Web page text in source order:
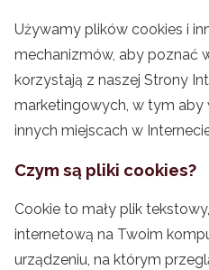
Używamy plików cookies i
mechanizmów, aby poznać
korzystają z naszej Strony
marketingowych, w tym
innych miejscach w
Czym są pliki cookies?
Cookie to mały plik
internetową na Twoim
urządzeniu, na którym